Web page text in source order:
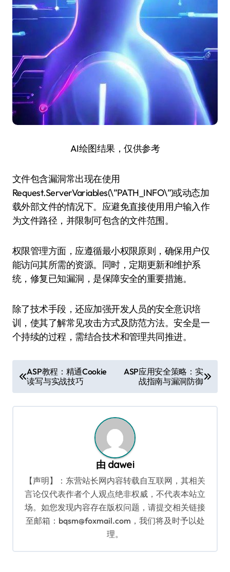
AI绘图结果，仅供参考
文件包含漏洞常出现在使用
Request.ServerVariables(\”PATH_INFO\”)或动态加
载外部文件的情况下。应避免直接使用用户输入作
为文件路径，并限制可包含的文件范围。
权限管理方面，应遵循最小权限原则，确保用户仅
能访问其所需的资源。同时，定期更新和维护系
统，修复已知漏洞，是保障安全的重要措施。
除了技术手段，还应加强开发人员的安全意识培
训，使其了解常见攻击方式及防范方法。安全是一
个持续的过程，需结合技术和管理共同推进。
章
导
ASP教程：精通Cookie
读写与实战技巧
ASP应用安全策略：实
战指南与漏洞防御
由 dawei
【声明】：东营站长网内容转载自互联网，其相关
言论仅代表作者个人观点绝非权威，不代表本站立
场。如您发现内容存在版权问题，请提交相关链接
至邮箱：bqsm@foxmail.com，我们将及时予以处
理。